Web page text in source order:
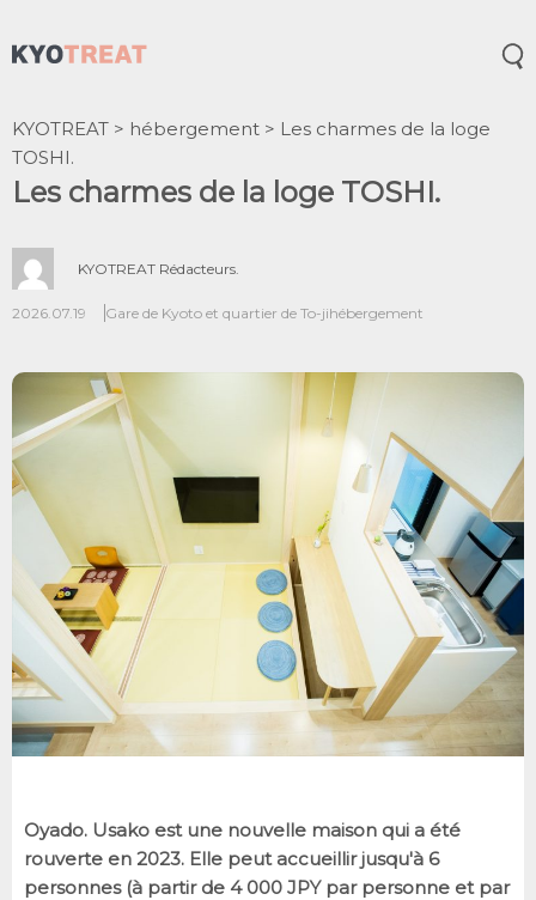
KYOTREAT > hébergement > Les charmes de la loge
TOSHI.
Les charmes de la loge TOSHI.
KYOTREAT Rédacteurs.
2026.07.19 Gare de Kyoto et quartier de To-jihébergement
Oyado. Usako est une nouvelle maison qui a été
rouverte en 2023. Elle peut accueillir jusqu'à 6
personnes (à partir de 4 000 JPY par personne et par